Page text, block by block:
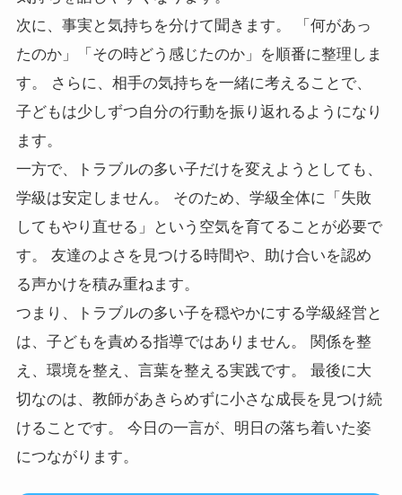
次に、事実と気持ちを分けて聞きます。 「何があっ
たのか」「その時どう感じたのか」を順番に整理しま
す。 さらに、相手の気持ちを一緒に考えることで、
子どもは少しずつ自分の行動を振り返れるようになり
ます。
一方で、トラブルの多い子だけを変えようとしても、
学級は安定しません。 そのため、学級全体に「失敗
してもやり直せる」という空気を育てることが必要で
す。 友達のよさを見つける時間や、助け合いを認め
る声かけを積み重ねます。
つまり、トラブルの多い子を穏やかにする学級経営と
は、子どもを責める指導ではありません。 関係を整
え、環境を整え、言葉を整える実践です。 最後に大
切なのは、教師があきらめずに小さな成長を見つけ続
けることです。 今日の一言が、明日の落ち着いた姿
につながります。